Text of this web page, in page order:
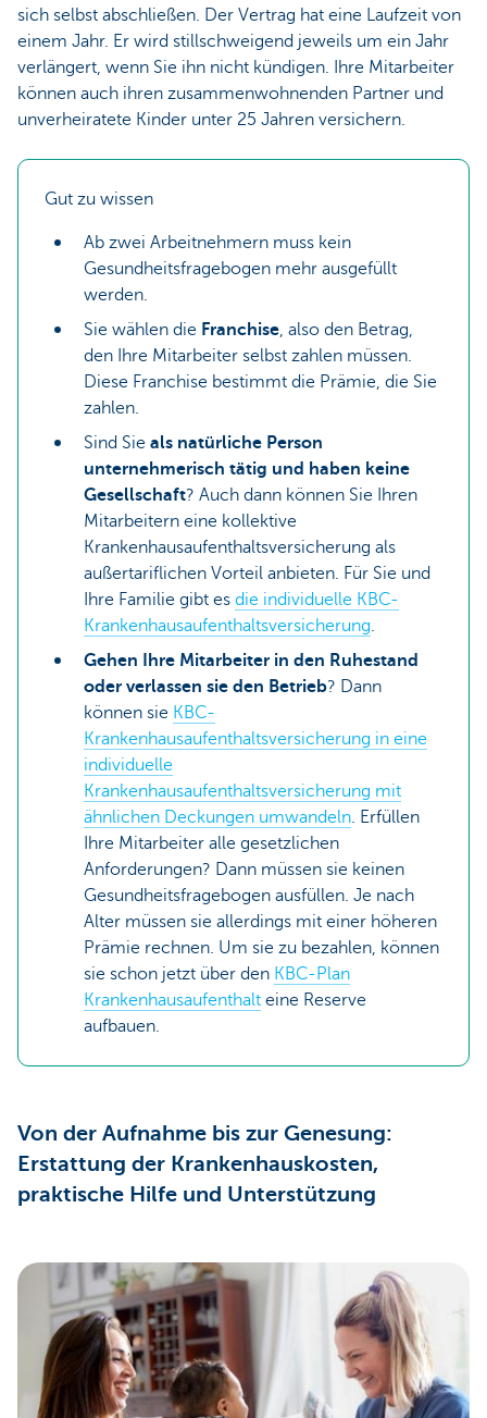
sich selbst abschließen. Der Vertrag hat eine Laufzeit von
einem Jahr. Er wird stillschweigend jeweils um ein Jahr
verlängert, wenn Sie ihn nicht kündigen. Ihre Mitarbeiter
können auch ihren zusammenwohnenden Partner und
unverheiratete Kinder unter 25 Jahren versichern.
Gut zu wissen
Ab zwei Arbeitnehmern muss kein
Gesundheitsfragebogen mehr ausgefüllt
werden.
Sie wählen die Franchise, also den Betrag,
den Ihre Mitarbeiter selbst zahlen müssen.
Diese Franchise bestimmt die Prämie, die Sie
zahlen.
Sind Sie als natürliche Person
unternehmerisch tätig und haben keine
Gesellschaft? Auch dann können Sie Ihren
Mitarbeitern eine kollektive
Krankenhausaufenthaltsversicherung als
außertariflichen Vorteil anbieten. Für Sie und
Ihre Familie gibt es die individuelle KBC-
Krankenhausaufenthaltsversicherung.
Gehen Ihre Mitarbeiter in den Ruhestand
oder verlassen sie den Betrieb? Dann
können sie KBC-
Krankenhausaufenthaltsversicherung in eine
individuelle
Krankenhausaufenthaltsversicherung mit
ähnlichen Deckungen umwandeln. Erfüllen
Ihre Mitarbeiter alle gesetzlichen
Anforderungen? Dann müssen sie keinen
Gesundheitsfragebogen ausfüllen. Je nach
Alter müssen sie allerdings mit einer höheren
Prämie rechnen. Um sie zu bezahlen, können
sie schon jetzt über den KBC-Plan
Krankenhausaufenthalt eine Reserve
aufbauen.
Von der Aufnahme bis zur Genesung:
Erstattung der Krankenhauskosten,
praktische Hilfe und Unterstützung